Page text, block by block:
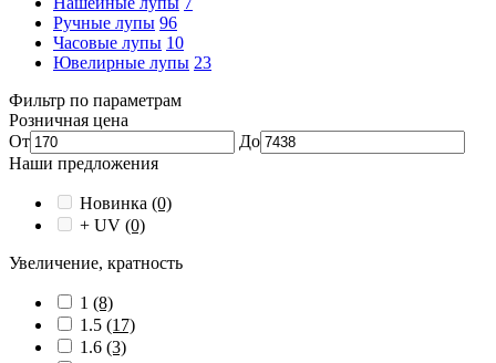
Ручные лупы 96
Часовые лупы 10
Ювелирные лупы 23
Фильтр по параметрам
Розничная цена
От
До
Наши предложения
Новинка (0)
+ UV (0)
Увеличение, кратность
1 (8)
1.5 (17)
1.6 (3)